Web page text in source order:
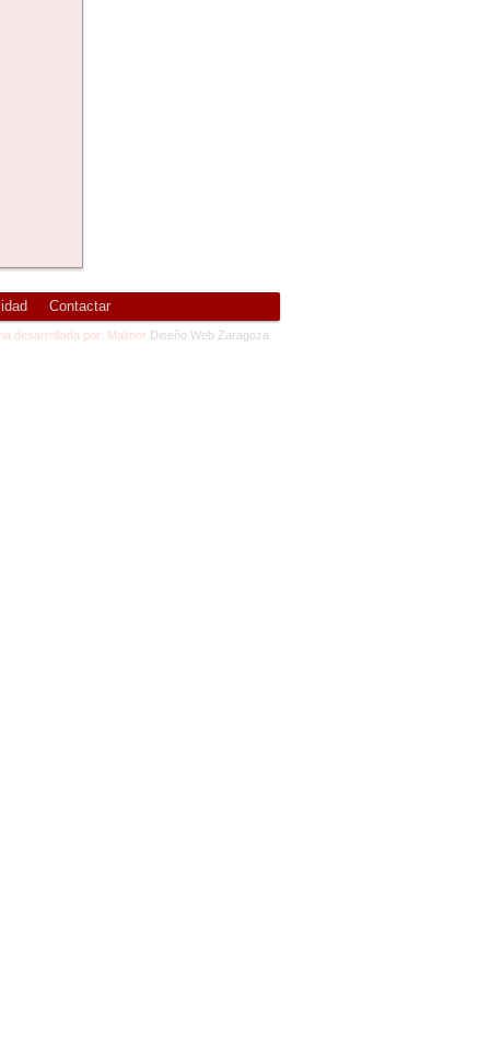
Contactar
desarrollada por: Malmor Diseño Web Zaragoza